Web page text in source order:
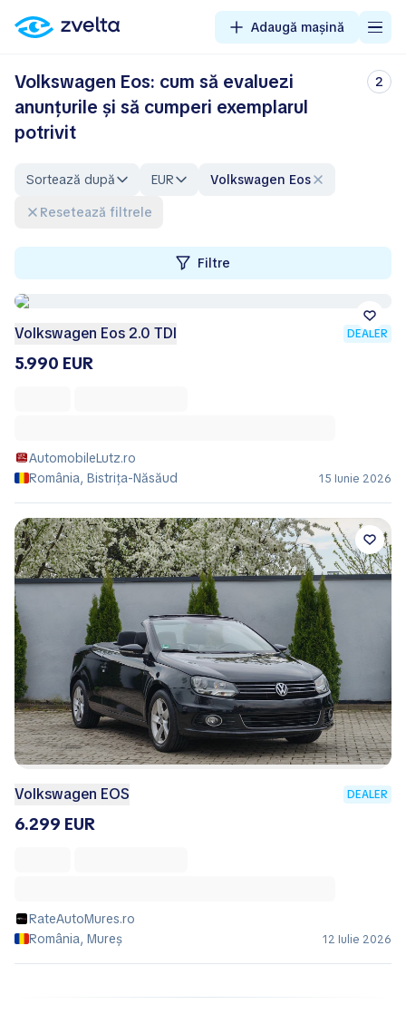
Adaugă mașină
Volkswagen Eos: cum să evaluezi
anunțurile și să cumperi exemplarul
potrivit
2
Sortează după EUR
Volkswagen Eos
Resetează filtrele
Filtre
Volkswagen Eos 2.0 TDI DEALER
5.990 EUR
AutomobileLutz.ro
România, Bistrița-Năsăud
15 Iunie 2026
Volkswagen EOS DEALER
6.299 EUR
RateAutoMures.ro
România, Mureș
12 Iulie 2026